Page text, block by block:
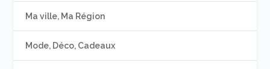
Ma ville, Ma Région
Mode, Déco, Cadeaux